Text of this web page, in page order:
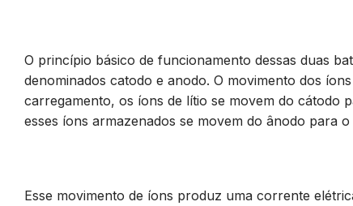
O princípio básico de funcionamento dessas duas
denominados catodo e anodo. O movimento dos
carregamento, os íons de lítio se movem do cátodo
esses íons armazenados se movem do ânodo para o
Esse movimento de íons produz uma corrente